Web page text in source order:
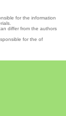
for the information
differ from the authors
for the of